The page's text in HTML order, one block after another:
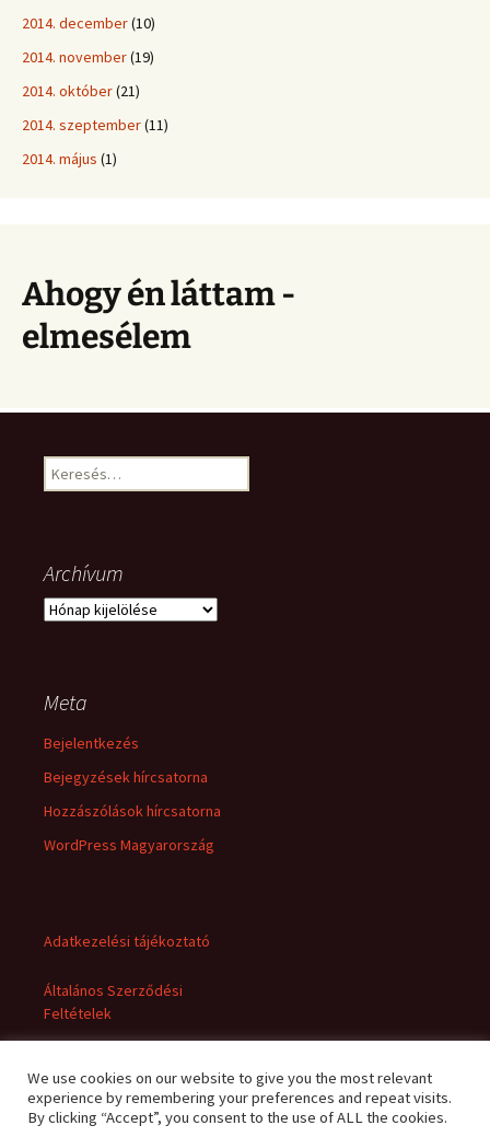
2014. december(10)
2014. november(19)
2014. október(21)
2014. szeptember(11)
2014. május (1)
Ahogy én láttam -
elmesélem
Keresés:
Archívum
Archívum
Meta
Bejelentkezés
Bejegyzések hírcsatorna
Hozzászólások hírcsatorna
WordPress Magyarország
Adatkezelési tájékoztató
Általános Szerződési
Feltételek
We use cookies on our website to give you the most relevant
experience by remembering your preferences and repeat visits.
By clicking “Accept”, you consent to the use of ALL the cookies.